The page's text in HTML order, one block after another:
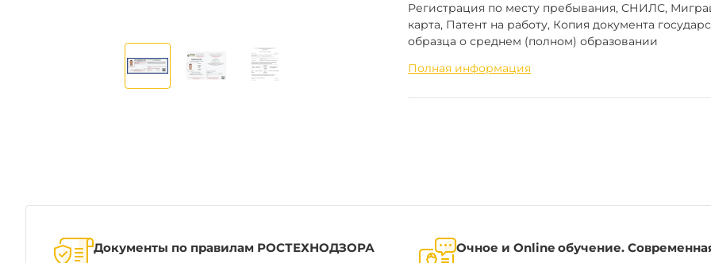
Регистрация по месту пребывания, СНИЛС,
карта, Патент на работу, Копия документа
образца о среднем (полном) образовании
Полная информация
Документы по правилам РОСТЕХНОДЗОРА
Очное и Online обучение.